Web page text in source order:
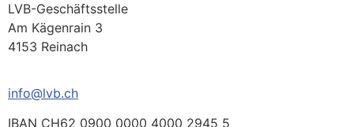
LVB-Geschäftsstelle
Am Kägenrain 3
4153 Reinach
info@lvb.ch
IBAN CH62 0900 0000 4000 2945 5